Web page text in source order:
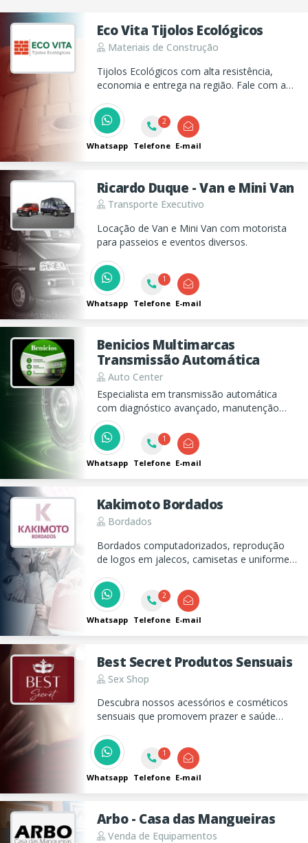
Eco Vita Tijolos Ecológicos
Materiais de Construção
Tijolos Ecológicos com alta resistência,
economia e entrega na região. Fale com a
orçamento agora.
Whatsapp
2
Telefone E-mail
Ricardo Duque - Van e Mini Van
Transporte Executivo
Locação de Van e Mini Van com motorista
para passeios e eventos diversos.
Whatsapp
1
Telefone E-mail
Benicios Multimarcas
Transmissão Automática
Auto Center
Especialista em transmissão automática
com diagnóstico avançado, manutenção
especializada e peças de alta qualidade para
garantir desempenho, segurança e
confiança no seu veículo.
Whatsapp
1
Telefone E-mail
Kakimoto Bordados
Bordados
Bordados computadorizados, reprodução
de logos em jalecos, camisetas e uniformes
Whatsapp
2
Telefone E-mail
Best Secret Produtos Sensuais
Sex Shop
Descubra nossos acessórios e cosméticos
sensuais que promovem prazer e saúde
qualidade de vida com produtos escolhidos
a dedo para você.
Whatsapp
1
Telefone E-mail
Arbo - Casa das Mangueiras
Venda de Equipamentos